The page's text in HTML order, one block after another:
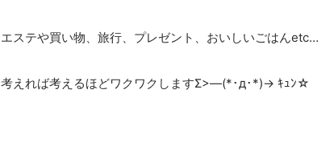
エステや買い物、旅行、プレゼント、おいしいごはんetc…
考えれば考えるほどワクワクしますΣ>―(*･д･*)→ ｷｭﾝ☆